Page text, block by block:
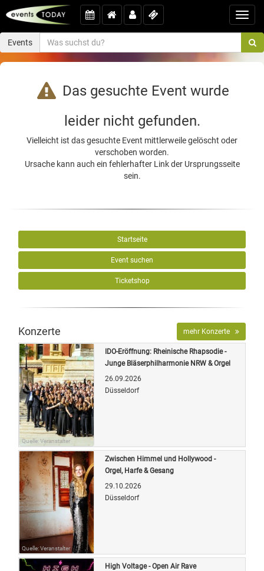
Events
Das gesuchte Event wurde
leider nicht gefunden.
Vielleicht ist das gesuchte Event mittlerweile gelöscht oder
verschoben worden.
Ursache kann auch ein fehlerhafter Link der Ursprungsseite
sein.
Startseite
Event suchen
Ticketshop
Konzerte mehr Konzerte
Quelle: Veranstalter
IDO-Eröffnung: Rheinische Rhapsodie -
Junge Bläserphilharmonie NRW & Orgel
26.09.2026
Düsseldorf
Quelle: Veranstalter
Zwischen Himmel und Hollywood -
Orgel, Harfe & Gesang
29.10.2026
Düsseldorf
High Voltage - Open Air Rave